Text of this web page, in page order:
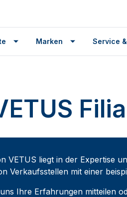
Marken Service
VETUS liegt in der Expertise
Verkaufsstellen mit einer
Ihre Erfahrungen mitteilen